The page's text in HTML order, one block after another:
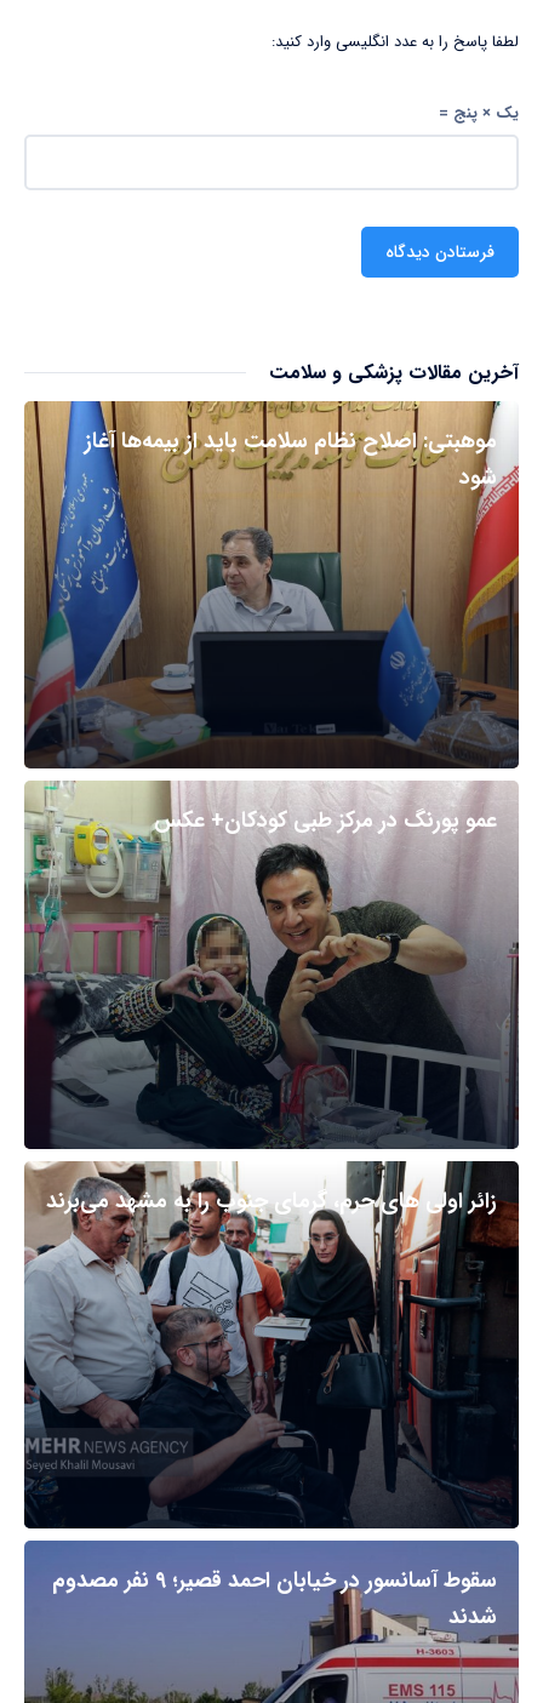
لطفا پاسخ را به عدد انگلیسی وارد کنید:
یک × پنج =
آخرین مقالات پزشکی و سلامت
موهبتی: اصلاح نظام سلامت باید از بیمه‌ها آغاز
شود
عمو پورنگ در مرکز طبی کودکان+ عکس
زائر اولی های حرم، گرمای جنوب را به مشهد می‌برند
سقوط آسانسور در خیابان احمد قصیر؛ ۹ نفر مصدوم
شدند